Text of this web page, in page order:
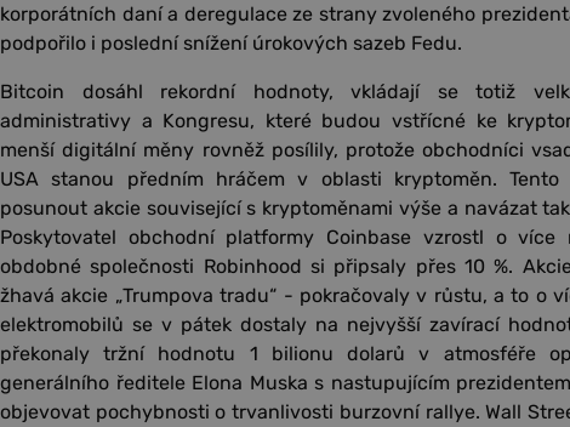
korporátních daní a deregulace ze strany zvoleného
podpořilo i poslední snížení úrokových sazeb Fedu.
Bitcoin dosáhl rekordní hodnoty, vkládají se totiž
administrativy a Kongresu, které budou vstřícné ke
menší digitální měny rovněž posílily, protože obchodníci
USA stanou předním hráčem v oblasti kryptoměn. Tento
posunout akcie související s kryptoměnami výše a navázat
Poskytovatel obchodní platformy Coinbase vzrostl o
obdobné společnosti Robinhood si připsaly přes 10 %.
žhavá akcie „Trumpova tradu“ - pokračovaly v růstu, a to o
elektromobilů se v pátek dostaly na nejvyšší zavírací
překonaly tržní hodnotu 1 bilionu dolarů v atmosféře
generálního ředitele Elona Muska s nastupujícím
objevovat pochybnosti o trvanlivosti burzovní rallye. Wall